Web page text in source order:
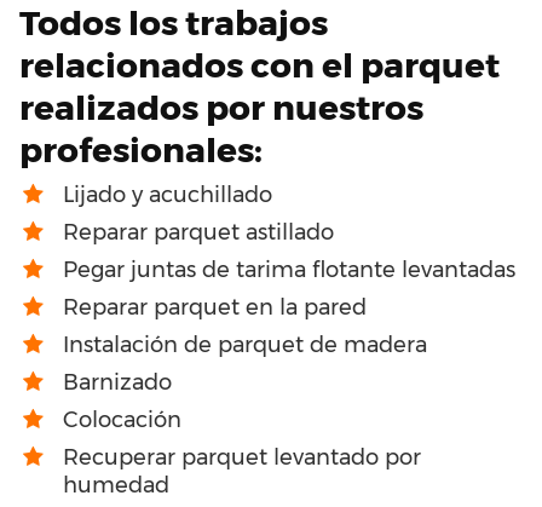
Todos los trabajos
relacionados con el parquet
realizados por nuestros
profesionales:
Lijado y acuchillado
Reparar parquet astillado
Pegar juntas de tarima flotante levantadas
Reparar parquet en la pared
Instalación de parquet de madera
Barnizado
Colocación
Recuperar parquet levantado por
humedad